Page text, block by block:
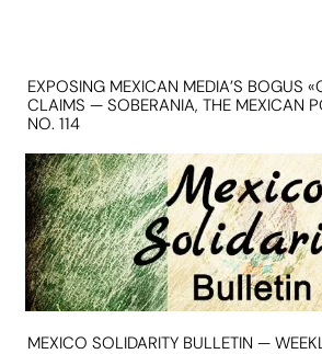
EXPOSING MEXICAN MEDIA’S BOGUS
CLAIMS — SOBERANIA, THE MEXICAN
NO. 114
MEXICO SOLIDARITY BULLETIN —